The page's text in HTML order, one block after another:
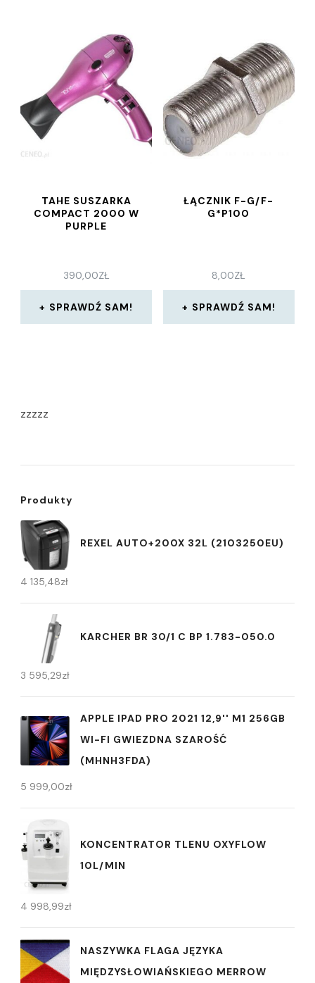
TAHE SUSZARKA
COMPACT 2000 W
PURPLE
390,00ZŁ
SPRAWDŹ SAM!
ŁĄCZNIK F-G/F-
G*P100
8,00ZŁ
SPRAWDŹ SAM!
zzzzz
Produkty
REXEL AUTO+200X 32L (2103250EU)
4 135,48zł
KARCHER BR 30/1 C BP 1.783-050.0
3 595,29zł
APPLE IPAD PRO 2021 12,9'' M1 256GB
WI-FI GWIEZDNA SZAROŚĆ
(MHNH3FDA)
5 999,00zł
KONCENTRATOR TLENU OXYFLOW
10L/MIN
4 998,99zł
NASZYWKA FLAGA JĘZYKA
MIĘDZYSŁOWIAŃSKIEGO MERROW